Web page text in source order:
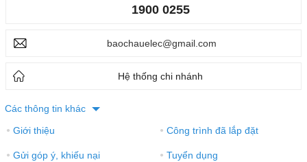
1900 0255
baochauelec@gmail.com
Hệ thống chi nhánh
Các thông tin khác
● Giới thiệu ● Công trình đã lắp đặt
● Gửi góp ý, khiếu nại ● Tuyển dụng